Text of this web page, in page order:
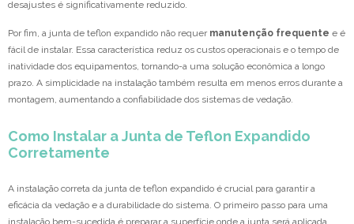
desajustes é significativamente reduzido.
Por fim, a junta de teflon expandido não requer manutenção frequente e é
fácil de instalar. Essa característica reduz os custos operacionais e o tempo de
inatividade dos equipamentos, tornando-a uma solução econômica a longo
prazo. A simplicidade na instalação também resulta em menos erros durante a
montagem, aumentando a confiabilidade dos sistemas de vedação.
Como Instalar a Junta de Teflon Expandido
Corretamente
A instalação correta da junta de teflon expandido é crucial para garantir a
eficácia da vedação e a durabilidade do sistema. O primeiro passo para uma